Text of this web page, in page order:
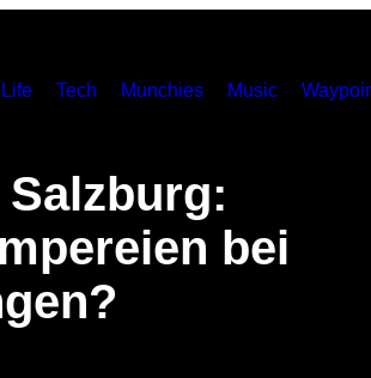
Life Tech Munchies Music
bei